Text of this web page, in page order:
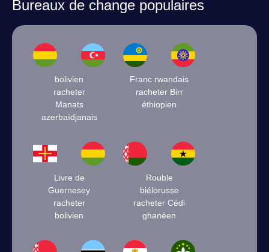
Bureaux de change populaires
bolivien
racheter
Manats
azerbaïdjanais
Franc rwandais
racheter Birr
éthiopien
Livre de
Guernesey
racheter
bolivien
Rouble
biélorusse
racheter Cédi
ghanéen